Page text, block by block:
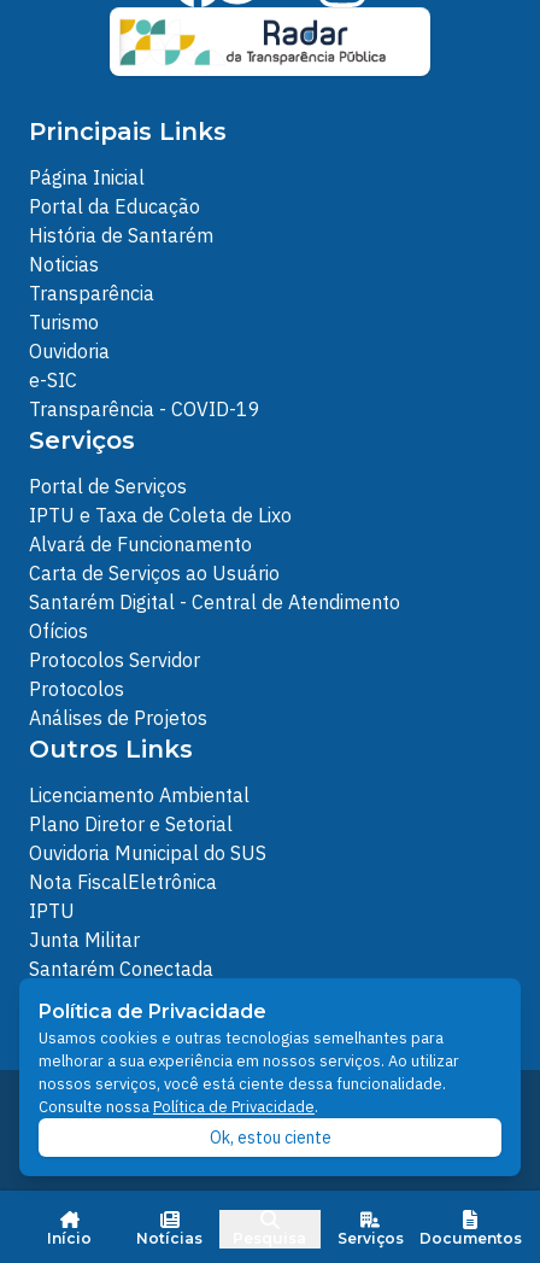
Início Notícias Serviços Documentos
Principais Links
Página Inicial
Portal da Educação
História de Santarém
Noticias
Transparência
Turismo
Ouvidoria
e-SIC
Transparência - COVID-19
Serviços
Portal de Serviços
IPTU e Taxa de Coleta de Lixo
Alvará de Funcionamento
Carta de Serviços ao Usuário
Santarém Digital - Central de Atendimento
Ofícios
Protocolos Servidor
Protocolos
Análises de Projetos
Outros Links
Licenciamento Ambiental
Plano Diretor e Setorial
Ouvidoria Municipal do SUS
Nota FiscalEletrônica
IPTU
Junta Militar
Santarém Conectada
Política de Privacidade
People illustrations by Storyset
Desenvolvido pelo Núcleo Técnico de Gestão de
Tecnologia da Informação - NTI
Prefeitura de Santarém © 2026
Política de Privacidade
Usamos cookies e outras tecnologias semelhantes para
melhorar a sua experiência em nossos serviços. Ao utilizar
nossos serviços, você está ciente dessa funcionalidade.
Consulte nossaPolítica de Privacidade.
Ok, estou ciente